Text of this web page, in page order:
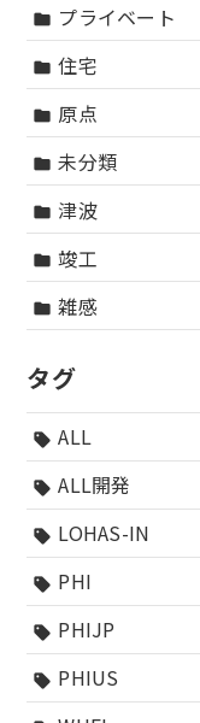
folder プライベート
folder 住宅
folder 原点
folder 未分類
folder 津波
folder 竣工
folder 雑感
タグ
sell ALL
sell ALL開発
sell LOHAS-IN
sell PHI
sell PHIJP
sell PHIUS